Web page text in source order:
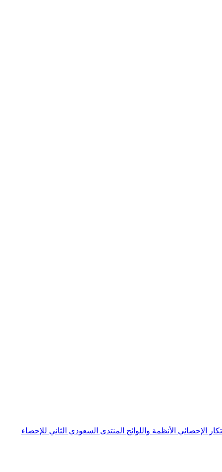
الإحصائي الأنظمة واللوائح المنتدى السعودي الثاني للإحصاء